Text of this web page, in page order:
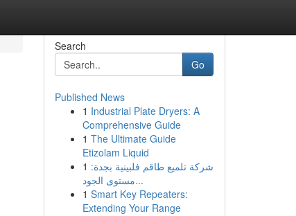
Search
Go
Published News
1 Industrial Plate Dryers: A
Comprehensive Guide
1 The Ultimate Guide
Etizolam Liquid
1 شركة تلميع طاقم فلبينية بجدة:
مستوى الجود...
1 Smart Key Repeaters:
Extending Your Range